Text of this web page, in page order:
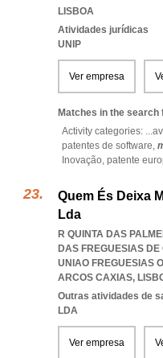
LISBOA
Atividades jurídicas
UNIP
Ver empresa
Matches in the search
Activity categories: ...
patentes de software,
Inovação, patente
Quem És Deixa
Lda
R QUINTA DAS
DAS FREGUESIAS
UNIAO FREGUESIAS
ARCOS CAXIAS,
Outras atividades de
LDA
Ver empresa